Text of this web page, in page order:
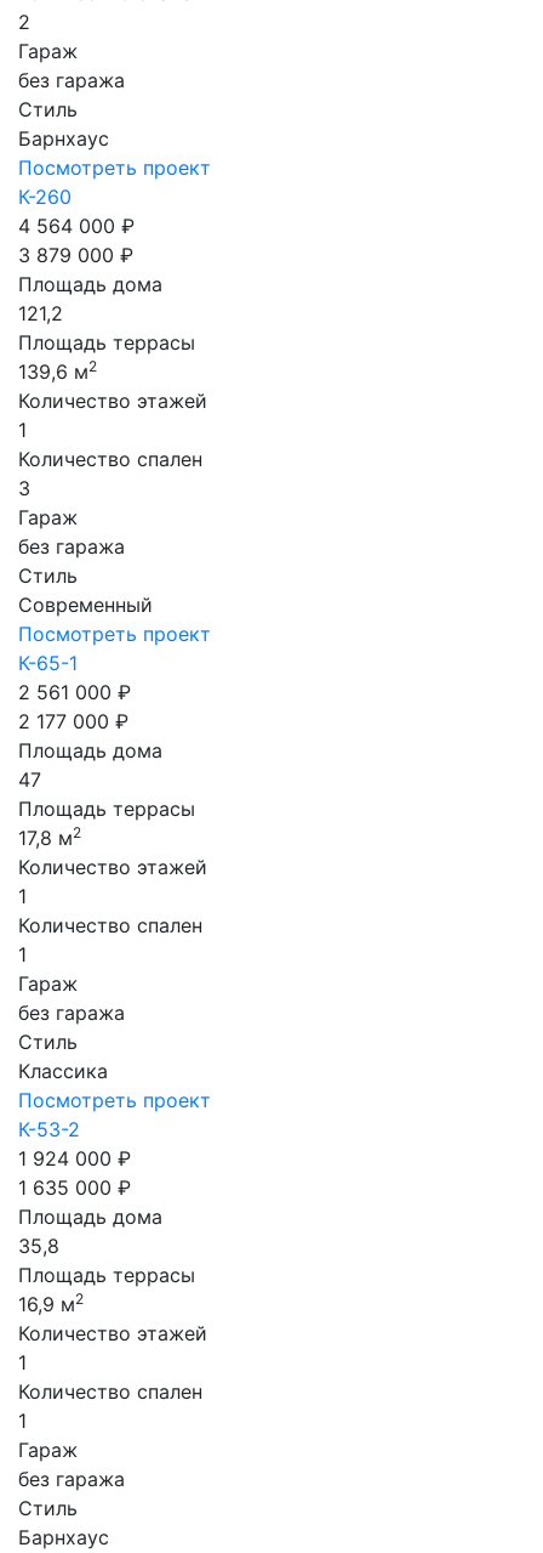
2
Гараж
без гаража
Стиль
Барнхаус
Посмотреть проект
К-260
4 564 000 ₽
3 879 000 ₽
Площадь дома
121,2
Площадь террасы
139,6 м2
Количество этажей
1
Количество спален
3
Гараж
без гаража
Стиль
Современный
Посмотреть проект
К-65-1
2 561 000 ₽
2 177 000 ₽
Площадь дома
47
Площадь террасы
17,8 м2
Количество этажей
1
Количество спален
1
Гараж
без гаража
Стиль
Классика
Посмотреть проект
К-53-2
1 924 000 ₽
1 635 000 ₽
Площадь дома
35,8
Площадь террасы
16,9 м2
Количество этажей
1
Количество спален
1
Гараж
без гаража
Стиль
Барнхаус